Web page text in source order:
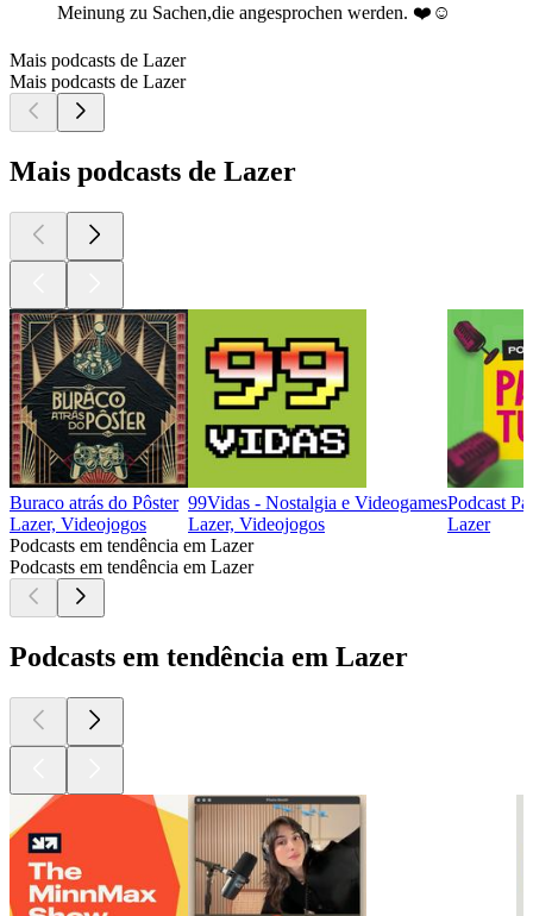
Meinung zu Sachen,die angesprochen werden. ❤️☺️
Mais podcasts de Lazer
Mais podcasts de Lazer
Mais podcasts de Lazer
Buraco atrás do Pôster
Lazer, Videojogos
99Vidas - Nostalgia e Videogames
Lazer, Videojogos
Podcast
Lazer
Podcasts em tendência em Lazer
Podcasts em tendência em Lazer
Podcasts em tendência em Lazer